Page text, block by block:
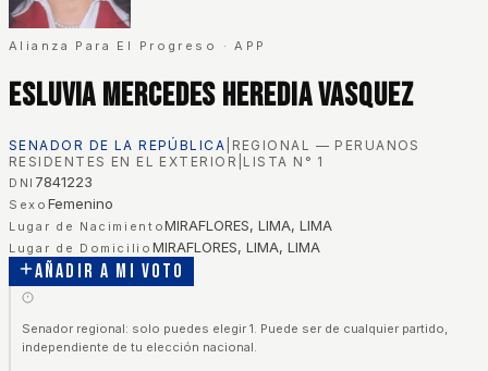
Alianza Para El Progreso ·APP
Esluvia Mercedes Heredia Vasquez
SENADOR DE LA REPÚBLICA REGIONAL — PERUANOS
RESIDENTES EN EL EXTERIOR LISTA N° 1
DNI 7841223
Sexo Femenino
Lugar de NacimientoMIRAFLORES, LIMA, LIMA
Lugar de Domicilio MIRAFLORES, LIMA, LIMA
Añadir a mi voto
Senador regional: solo puedes elegir 1. Puede ser de cualquier partido,
independiente de tu elección nacional.